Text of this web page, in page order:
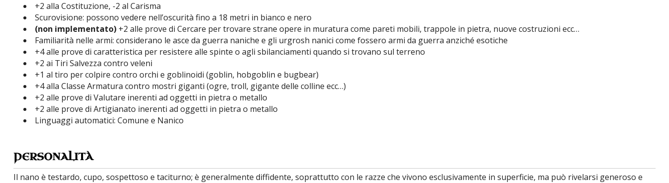
+2 alla Costituzione, -2 al Carisma
Scurovisione: possono vedere nell’oscurità fino a 18 metri in bianco e nero
(non implementato) +2 alle prove di Cercare per trovare strane opere in muratura come pareti mobili, trappole in pietra, nuove costruzioni ecc…
Familiarità nelle armi: considerano le asce da guerra naniche e gli urgrosh nanici come fossero armi da guerra anziché esotiche
+4 alle prove di caratteristica per resistere alle spinte o agli sbilanciamenti quando si trovano sul terreno
+2 ai Tiri Salvezza contro veleni
+1 al tiro per colpire contro orchi e goblinoidi (goblin, hobgoblin e bugbear)
+4 alla Classe Armatura contro mostri giganti (ogre, troll, gigante delle colline ecc…)
+2 alle prove di Valutare inerenti ad oggetti in pietra o metallo
+2 alle prove di Artigianato inerenti ad oggetti in pietra o metallo
Linguaggi automatici: Comune e Nanico
PERSONALITÀ
Il nano è testardo, cupo, sospettoso e taciturno; è generalmente diffidente, soprattutto con le razze che vivono esclusivamente in superficie, ma può rivelarsi generoso e